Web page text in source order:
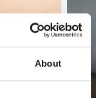
About